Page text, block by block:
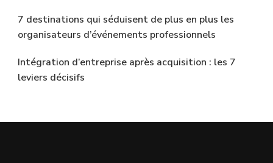
7 destinations qui séduisent de plus en plus les
organisateurs d’événements professionnels
Intégration d’entreprise après acquisition : les 7
leviers décisifs